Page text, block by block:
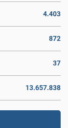
4.403
872
37
13.657.838